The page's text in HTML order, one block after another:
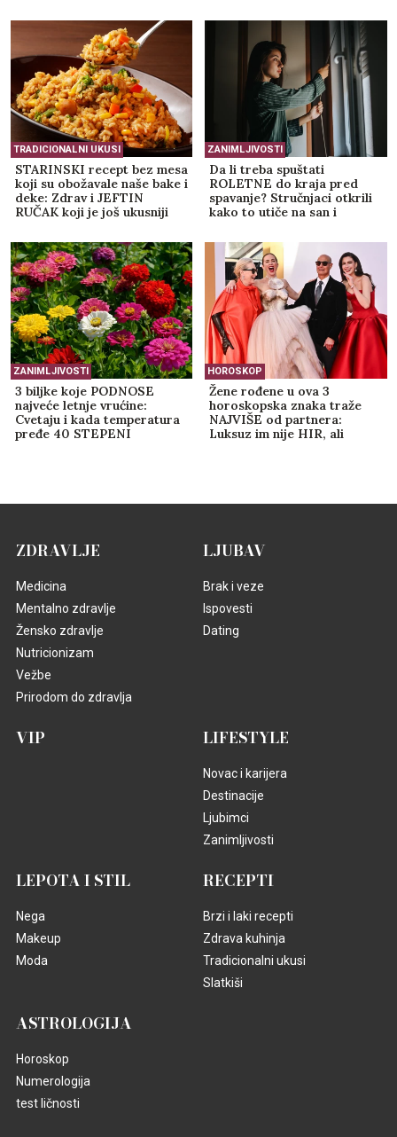
TRADICIONALNI UKUSI
STARINSKI recept bez mesa
koji su obožavale naše bake i
deke: Zdrav i JEFTIN
RUČAK koji je još ukusniji
ZANIMLJIVOSTI
Da li treba spuštati
ROLETNE do kraja pred
spavanje? Stručnjaci otkrili
kako to utiče na san i
ZANIMLJIVOSTI
3 biljke koje PODNOSE
najveće letnje vrućine:
Cvetaju i kada temperatura
pređe 40 STEPENI
HOROSKOP
Žene rođene u ova 3
horoskopska znaka traže
NAJVIŠE od partnera:
Luksuz im nije HIR, ali
ZDRAVLJE
Medicina
Mentalno zdravlje
Žensko zdravlje
Nutricionizam
Vežbe
Prirodom do zdravlja
LJUBAV
Brak i veze
Ispovesti
Dating
VIP LIFESTYLE
Novac i karijera
Destinacije
Ljubimci
Zanimljivosti
LEPOTA I STIL
Nega
Makeup
Moda
RECEPTI
Brzi i laki recepti
Zdrava kuhinja
Tradicionalni ukusi
Slatkiši
ASTROLOGIJA
Horoskop
Numerologija
test ličnosti